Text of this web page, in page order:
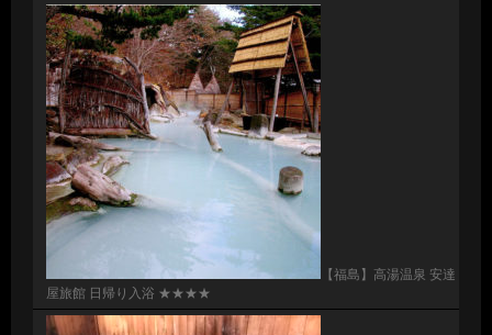
【福島】高湯温泉 安達
屋旅館 日帰り入浴 ★★★★